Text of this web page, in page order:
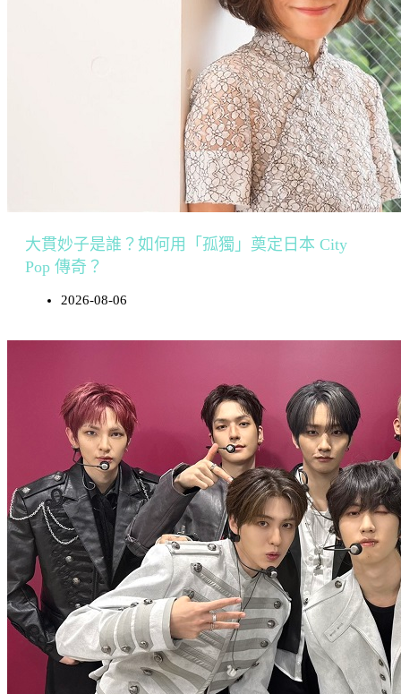
大貫妙子是誰？如何用「孤獨」奠定日本 City
Pop 傳奇？
2026-08-06